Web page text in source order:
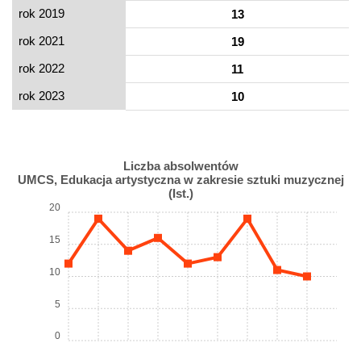
rok 2019
13
rok 2021
19
rok 2022
11
rok 2023
10
Liczba absolwentów
UMCS, Edukacja artystyczna w zakresie sztuki muzycznej
(Ist.)
0
5
10
15
20